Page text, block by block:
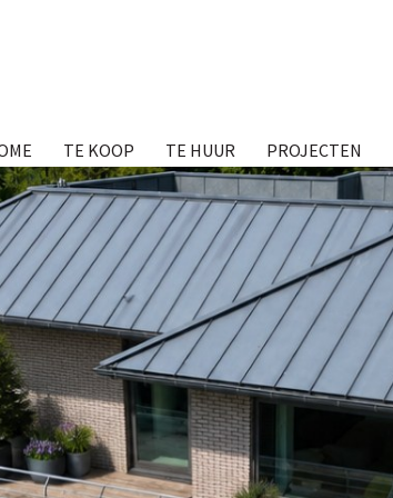
TE KOOP TE HUUR PROJECTEN